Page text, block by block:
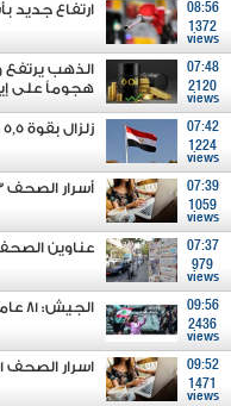
08:56
1372
views
ارتفاع جديد
07:48
2120
views
الذهب يرتفع
هجوماً على
07:42
1224
views
زلزال بقوة 5,5 درجات يضرب مصر
07:39
1059
views
أسرار الصحف 3 آب 2026
07:37
979
views
عناوين الصحف 3 آب
09:56
2436
views
الجيش: 81 عاما.. والوطن للوطن
09:52
1471
views
اسرار الصحف 1 آب 2026